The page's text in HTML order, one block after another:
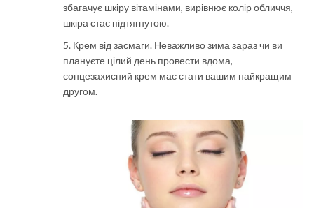
збагачує шкіру вітамінами, вирівнює колір обличчя,
шкіра стає підтягнутою.
5. Крем від засмаги. Неважливо зима зараз чи ви
плануєте цілий день провести вдома,
сонцезахисний крем має стати вашим найкращим
другом.